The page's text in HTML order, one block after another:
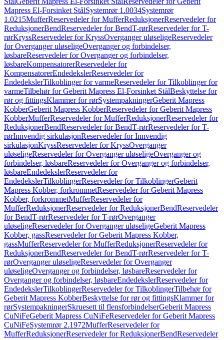
Mapress El-Forsinket StålSystemrør 1.0034Systemrør
1.0215MufferReservedeler for MufferReduksjonerReservedeler for
ReduksjonerBendReservedeler for BendT-rørReservedeler for T-
rørKryssReservedeler for KryssOverganger uløseligeReservedeler
for Overganger uløseligeOverganger og forbindelser,
løsbareReservedeler for Overganger og forbindelser,
løsbareKompensatorerReservedeler for
KompensatorerEndedekslerReservedeler for
EndedekslerTilkoblinger for varmeReservedeler for Tilkoblinger for
varmeTilbehør for Geberit Mapress El-Forsinket StålBeskyttelse for
rør og fittingsKlammer for rørSystempakningerGeberit Mapress
KobberGeberit Mapress KobberReservedeler for Geberit Mapress
KobberMufferReservedeler for MufferReduksjonerReservedeler for
ReduksjonerBendReservedeler for BendT-rørReservedeler for T-
rørInnvendig sirkulasjonReservedeler for Innvendig
sirkulasjonKryssReservedeler for KryssOverganger
uløseligeReservedeler for Overganger uløseligeOverganger og
forbindelser, løsbareReservedeler for Overganger og forbindelser,
løsbareEndedekslerReservedeler for
EndedekslerTilkoblingerReservedeler for TilkoblingerGeberit
Mapress Kobber, forkrommetReservedeler for Geberit Mapress
Kobber, forkrommetMufferReservedeler for
MufferReduksjonerReservedeler for ReduksjonerBendReservedeler
for BendT-rørReservedeler for T-rørOverganger
uløseligeReservedeler for Overganger uløseligeGeberit Mapress
Kobber, gassReservedeler for Geberit Mapress Kobber,
gassMufferReservedeler for MufferReduksjonerReservedeler for
ReduksjonerBendReservedeler for BendT-rørReservedeler for T-
rørOverganger uløseligeReservedeler for Overganger
uløseligeOverganger og forbindelser, løsbareReservedeler for
Overganger og forbindelser, løsbareEndedekslerReservedeler for
EndedekslerTilkoblingerReservedeler for TilkoblingerTilbehør for
Geberit Mapress KobberBeskyttelse for rør og fittingsKlammer for
rørSystempakningerSkruesett til flensforbindelserGeberit Mapress
CuNiFeGeberit Mapress CuNiFeReservedeler for Geberit Mapress
CuNiFeSystemrør 2.1972MufferReservedeler for
MufferReduksjonerReservedeler for ReduksjonerBendReservedeler